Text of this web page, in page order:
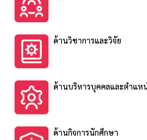
ด้านวิชาการและวิจัย
ด้านบริหารบุคคลและตำแห
ด้านกิจการนักศึกษา